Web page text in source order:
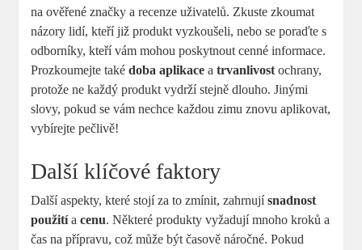
na ověřené značky a recenze uživatelů. Zkuste zkoumat
názory lidí, kteří již produkt vyzkoušeli, nebo se poraďte s
odborníky, kteří vám mohou poskytnout cenné informace.
Prozkoumejte takédoba aplikace atrvanlivost ochrany,
protože ne každý produkt vydrží stejně dlouho. Jinými
slovy, pokud se vám nechce každou zimu znovu aplikovat,
vybírejte pečlivě!
Další klíčové faktory
Další aspekty, které stojí za to zmínit, zahrnujísnadnost
použitíacenu. Některé produkty vyžadují mnoho kroků a
čas na přípravu, což může být časově náročné. Pokud